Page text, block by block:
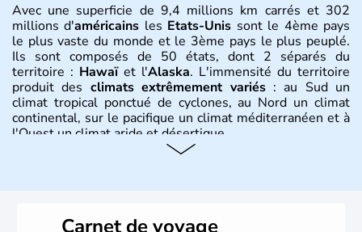
Avec une superficie de 9,4 millions km carrés et 302
millions d'américains les Etats-Unis sont le 4ème pays
le plus vaste du monde et le 3ème pays le plus peuplé.
Ils sont composés de 50 états, dont 2 séparés du
territoire : Hawaïet l'Alaska. L'immensité du territoire
produit des climats extrêmement variés: au Sud un
climat tropical ponctué de cyclones, au Nord un climat
continental, sur le pacifique un climat méditerranéen et à
l'Ouest un climat aride et désertique.
Plusieurs populations se sont succédées avant l'arrivée
Carnet de voyage